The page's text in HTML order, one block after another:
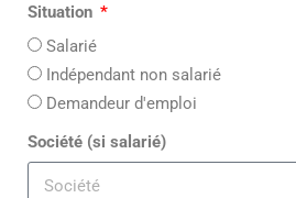
Situation
Salarié
Indépendant non salarié
Demandeur d'emploi
Société (si salarié)